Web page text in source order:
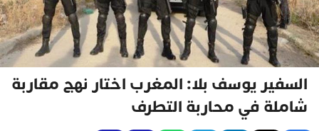
السفير يوسف بلا: المغرب اختار نهج مقاربة
شاملة في محاربة التطرف